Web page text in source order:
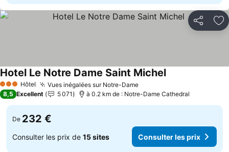
Partager
3 ÉtoilesHôtel Vues inégalées sur Notre-Dame
Hotel Le Notre Dame Saint Michel
8,5 Excellent 5 071 à 0.2 km de : Notre-Dame Cathedral
De 232 €
Consulter les prix de 15 sites Consulter les prix